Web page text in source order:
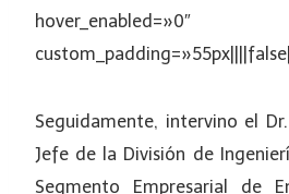
hover_enabled=»0″
Seguidamente, intervino el
Jefe de la División de
Segmento Empresarial de